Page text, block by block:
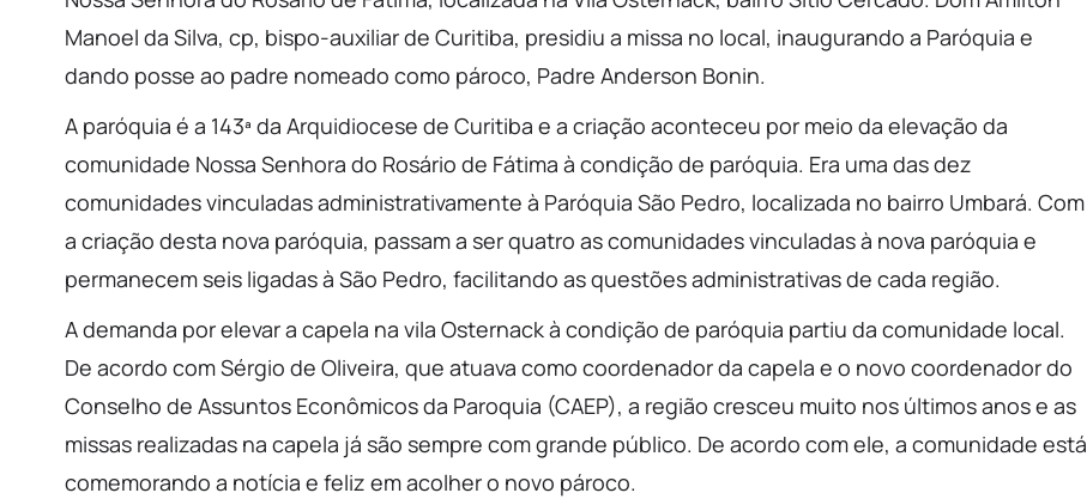
Manoel da Silva, cp, bispo-auxiliar de Curitiba, presidiu a missa no local, inaugurando a Paróquia e
dando posse ao padre nomeado como pároco, Padre Anderson Bonin.
A paróquia é a 143ª da Arquidiocese de Curitiba e a criação aconteceu por meio da elevação da
comunidade Nossa Senhora do Rosário de Fátima à condição de paróquia. Era uma das dez
comunidades vinculadas administrativamente à Paróquia São Pedro, localizada no bairro Umbará. Com
a criação desta nova paróquia, passam a ser quatro as comunidades vinculadas à nova paróquia e
permanecem seis ligadas à São Pedro, facilitando as questões administrativas de cada região.
A demanda por elevar a capela na vila Osternack à condição de paróquia partiu da comunidade local.
De acordo com Sérgio de Oliveira, que atuava como coordenador da capela e o novo coordenador do
Conselho de Assuntos Econômicos da Paroquia (CAEP), a região cresceu muito nos últimos anos e as
missas realizadas na capela já são sempre com grande público. De acordo com ele, a comunidade está
comemorando a notícia e feliz em acolher o novo pároco.